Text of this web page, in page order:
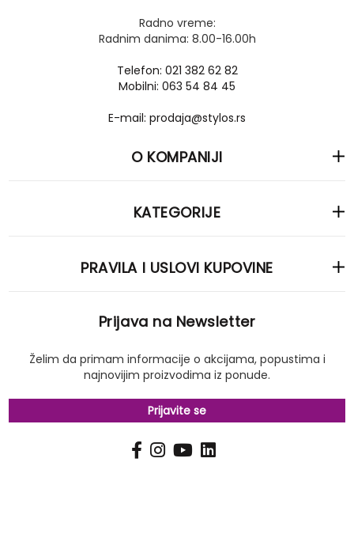
Radno vreme:
Radnim danima: 8.00-16.00h
Telefon: 021 382 62 82
Mobilni: 063 54 84 45
E-mail: prodaja@stylos.rs
O KOMPANIJI
KATEGORIJE
PRAVILA I USLOVI KUPOVINE
Prijava na Newsletter
Želim da primam informacije o akcijama, popustima i
najnovijim proizvodima iz ponude.
Prijavite se